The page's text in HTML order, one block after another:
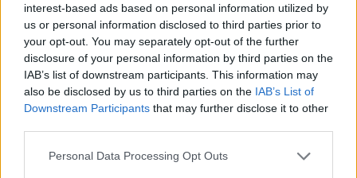
interest-based ads based on personal information utilized by
us or personal information disclosed to third parties prior to
your opt-out. You may separately opt-out of the further
disclosure of your personal information by third parties on the
IAB’s list of downstream participants. This information may
also be disclosed by us to third parties on the IAB’s List of
Downstream Participants that may further disclose it to other
Personal Data Processing Opt Outs